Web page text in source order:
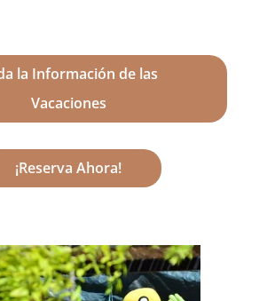
la Información de las
Vacaciones
¡Reserva Ahora!